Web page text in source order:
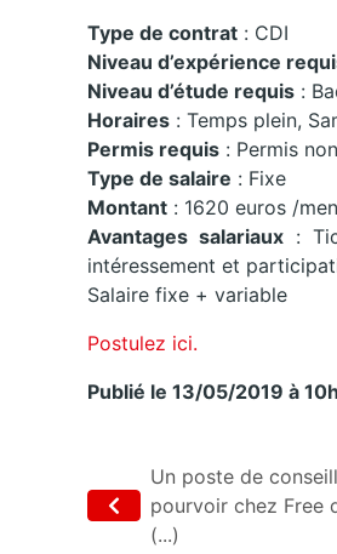
Type de contrat : CDI
Niveau d’expérience
Niveau d’étude requis :
Horaires : Temps plein,
Permis requis : Permis
Type de salaire : Fixe
Montant : 1620 euros /
Avantages salariaux :
intéressement et
Salaire fixe + variable
Postulez ici.
Publié le 13/05/2019 à
Un poste de
pourvoir chez Free
(...)